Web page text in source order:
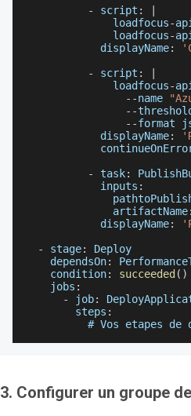
-
script :
              loadfocus
-
              loadfocus
-
displayName:
-
script :
              loadfocus
-
--name
--
--format
displayName:
-
task:
inputs :
artifactName:
displayName:
-
stage:
Deploy
dependsOn:
condition: succeeded ( )
jobs :
-
job:
steps :
          #
Vos etapes de
3. Configurer un groupe